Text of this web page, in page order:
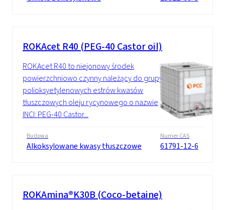
ROKAcet R40 (PEG-40 Castor oil)
ROKAcet R40 to niejonowy środek
powierzchniowo czynny należący do grupy
polioksyetylenowych estrów kwasów
tłuszczowych oleju rycynowego o nazwie
INCI: PEG-40 Castor...
Budowa
Alkoksylowane kwasy tłuszczowe
Numer CAS
61791-12-6
ROKAmina®K30B (Coco-betaine)